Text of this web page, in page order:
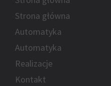
Strona główna
Automatyka
Automatyka
Realizacje
Kontakt